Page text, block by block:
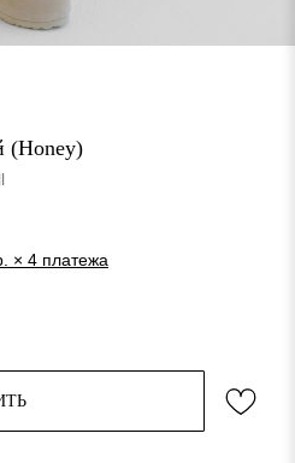
(Honey)
× 4 платежа